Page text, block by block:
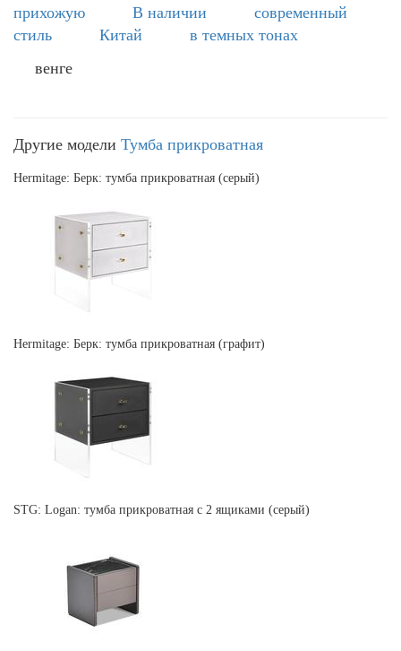
прихожую
В наличии
современный
стиль
Китай
в темных тонах
венге
Другие модели Тумба прикроватная
Hermitage: Берк: тумба прикроватная (серый)
Hermitage: Берк: тумба прикроватная (графит)
STG: Logan: тумба прикроватная с 2 ящиками (серый)